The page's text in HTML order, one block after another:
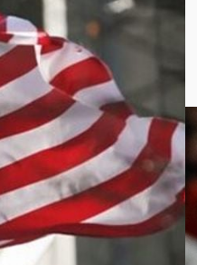
ادر
تمو
يل
الن
ظا
م
الإير
اني
وتتو
عد
المت
حايل